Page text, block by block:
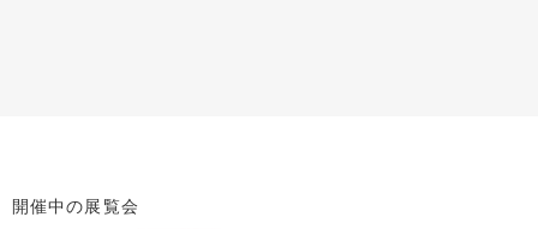
開催中の展覧会